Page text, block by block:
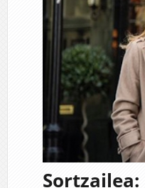
Sortzailea: